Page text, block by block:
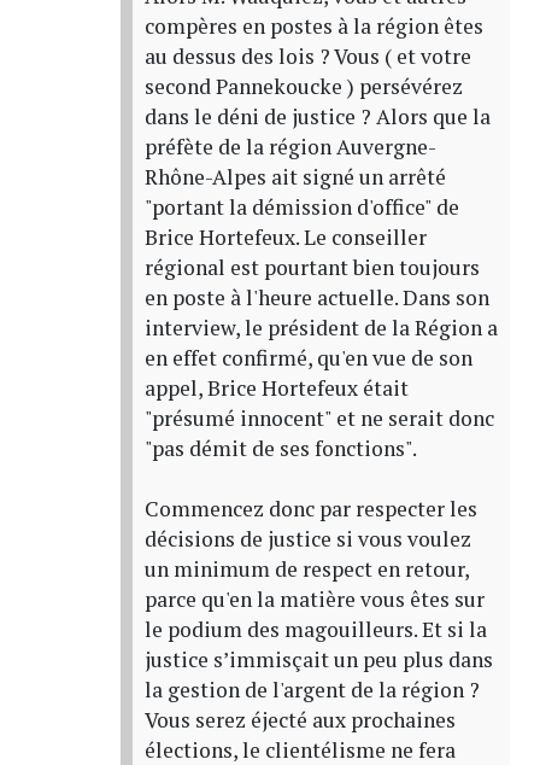
compères en postes à la région êtes
au dessus des lois ? Vous ( et votre
second Pannekoucke ) persévérez
dans le déni de justice ? Alors que la
préfète de la région Auvergne-
Rhône-Alpes ait signé un arrêté
"portant la démission d'office" de
Brice Hortefeux. Le conseiller
régional est pourtant bien toujours
en poste à l'heure actuelle. Dans son
interview, le président de la Région a
en effet confirmé, qu'en vue de son
appel, Brice Hortefeux était
"présumé innocent" et ne serait donc
"pas démit de ses fonctions".
Commencez donc par respecter les
décisions de justice si vous voulez
un minimum de respect en retour,
parce qu'en la matière vous êtes sur
le podium des magouilleurs. Et si la
justice s’immisçait un peu plus dans
la gestion de l'argent de la région ?
Vous serez éjecté aux prochaines
élections, le clientélisme ne fera